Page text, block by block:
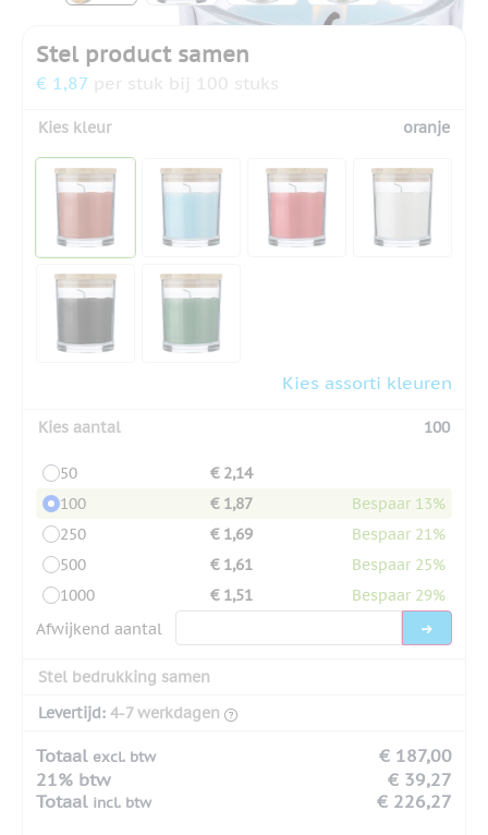
Stel product samen
€ 1,87 per stuk bij 100 stuks
Kies kleur oranje
Kies assorti kleuren
Kies aantal 100
50
€ 2,14
100
€ 1,87
Bespaar 13%
250
€ 1,69
Bespaar 21%
500
€ 1,61
Bespaar 25%
1000
€ 1,51
Bespaar 29%
Afwijkend aantal
Stel bedrukking samen
Levertijd: 4-7 werkdagen
Totaal excl. btw
€ 187,00
21% btw
€ 39,27
Totaal incl. btw € 226,27